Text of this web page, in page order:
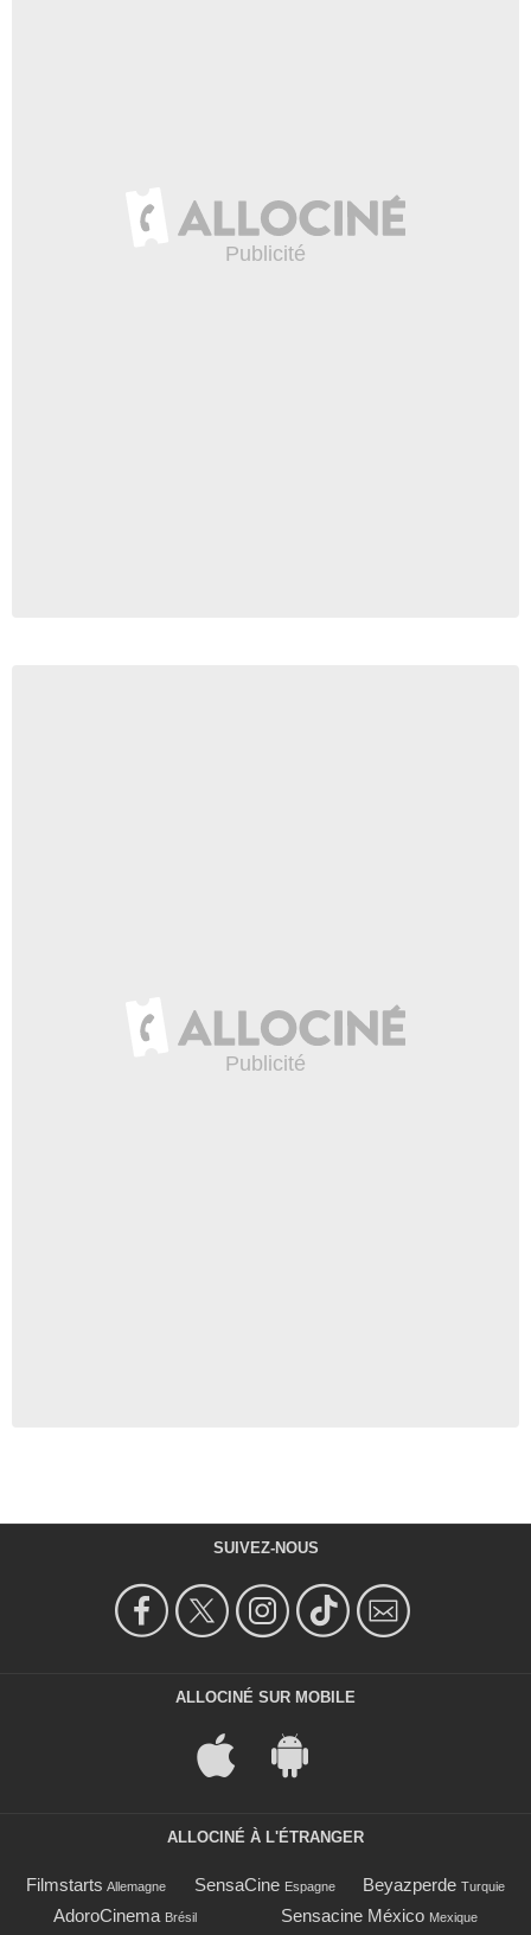
SUIVEZ-NOUS
ALLOCINÉ SUR MOBILE
ALLOCINÉ À L'ÉTRANGER
Filmstarts Allemagne SensaCine Espagne Beyazperde Turquie
AdoroCinema Brésil Sensacine México Mexique